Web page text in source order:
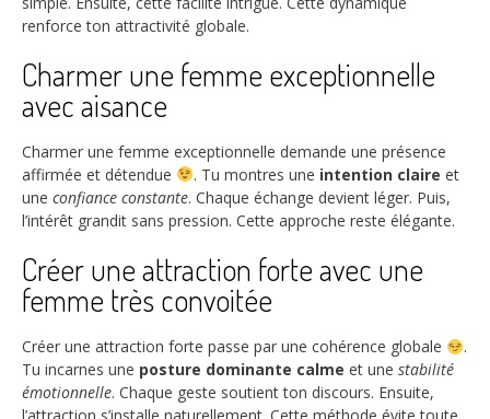
renforce ton attractivité globale.
Charmer une femme exceptionnelle
avec aisance
Charmer une femme exceptionnelle demande une présence
affirmée et détendue
. Tu montres une intention claire et
une confiance constante. Chaque échange devient léger. Puis,
l’intérêt grandit sans pression. Cette approche reste élégante.
Créer une attraction forte avec une
femme très convoitée
Créer une attraction forte passe par une cohérence globale
.
Tu incarnes une posture dominante calme et une stabilité
émotionnelle. Chaque geste soutient ton discours. Ensuite,